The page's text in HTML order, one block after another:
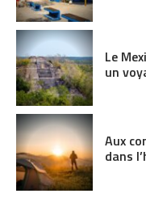
Le
un
Aux
dans